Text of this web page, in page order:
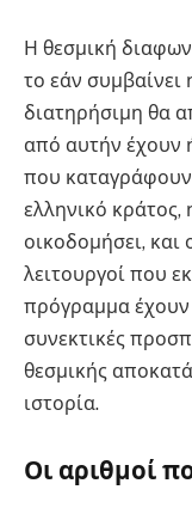
Η θεσμική
το εάν
διατηρήσιμη θα
από αυτήν έχουν
που καταγράφουν
ελληνικό κράτος,
οικοδομήσει, και
λειτουργοί που
πρόγραμμα έχουν
συνεκτικές
θεσμικής
ιστορία.
Οι αριθμοί